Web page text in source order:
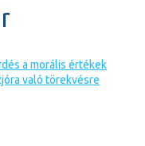
a morális értékek
való törekvésre